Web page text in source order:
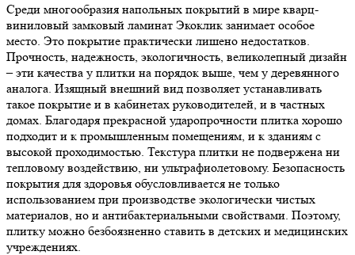
Среди многообразия напольных покрытий в мире кварц-
виниловый замковый ламинат Экоклик занимает особое
место. Это покрытие практически лишено недостатков.
Прочность, надежность, экологичность, великолепный дизайн
– эти качества у плитки на порядок выше, чем у деревянного
аналога. Изящный внешний вид позволяет устанавливать
такое покрытие и в кабинетах руководителей, и в частных
домах. Благодаря прекрасной ударопрочности плитка хорошо
подходит и к промышленным помещениям, и к зданиям с
высокой проходимостью. Текстура плитки не подвержена ни
тепловому воздействию, ни ультрафиолетовому. Безопасность
покрытия для здоровья обусловливается не только
использованием при производстве экологически чистых
материалов, но и антибактериальными свойствами. Поэтому,
плитку можно безбоязненно ставить в детских и медицинских
учреждениях.